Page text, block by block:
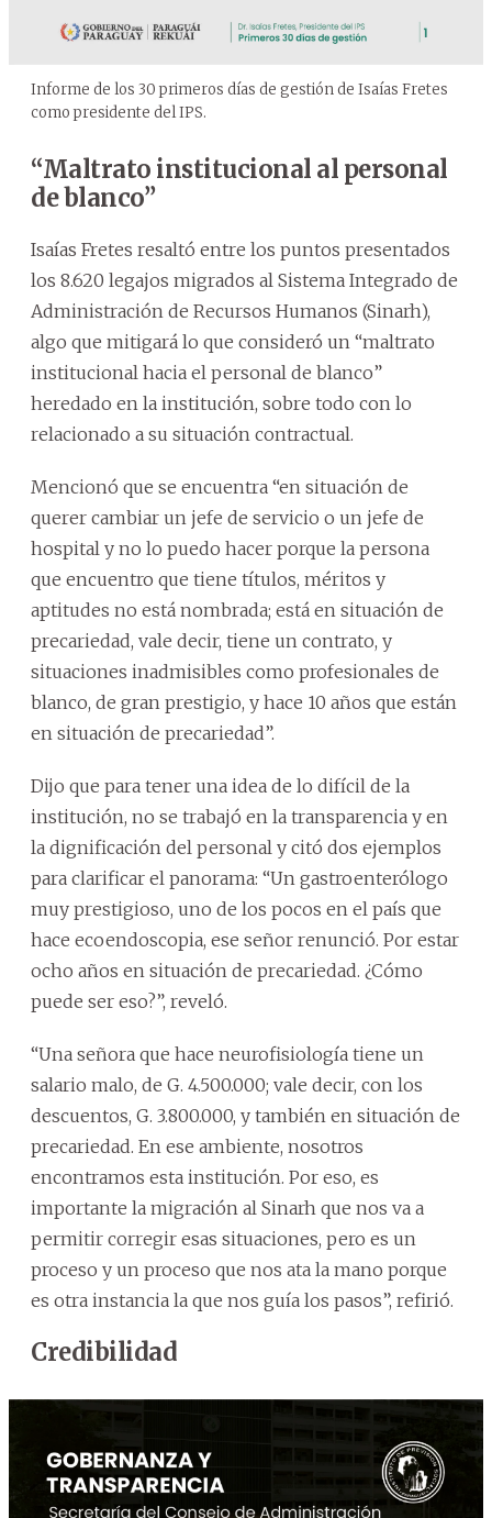
Informe de los 30 primeros días de gestión de Isaías Fretes
como presidente del IPS.
“Maltrato institucional al personal
de blanco”
Isaías Fretes resaltó entre los puntos presentados
los 8.620 legajos migrados al Sistema Integrado de
Administración de Recursos Humanos (Sinarh),
algo que mitigará lo que consideró un “maltrato
institucional hacia el personal de blanco”
heredado en la institución, sobre todo con lo
relacionado a su situación contractual.
Mencionó que se encuentra “en situación de
querer cambiar un jefe de servicio o un jefe de
hospital y no lo puedo hacer porque la persona
que encuentro que tiene títulos, méritos y
aptitudes no está nombrada; está en situación de
precariedad, vale decir, tiene un contrato, y
situaciones inadmisibles como profesionales de
blanco, de gran prestigio, y hace 10 años que están
en situación de precariedad”.
Dijo que para tener una idea de lo difícil de la
institución, no se trabajó en la transparencia y en
la dignificación del personal y citó dos ejemplos
para clarificar el panorama: “Un gastroenterólogo
muy prestigioso, uno de los pocos en el país que
hace ecoendoscopia, ese señor renunció. Por estar
ocho años en situación de precariedad. ¿Cómo
puede ser eso?”, reveló.
“Una señora que hace neurofisiología tiene un
salario malo, de G. 4.500.000; vale decir, con los
descuentos, G. 3.800.000, y también en situación de
precariedad. En ese ambiente, nosotros
encontramos esta institución. Por eso, es
importante la migración al Sinarh que nos va a
permitir corregir esas situaciones, pero es un
proceso y un proceso que nos ata la mano porque
es otra instancia la que nos guía los pasos”, refirió.
Credibilidad